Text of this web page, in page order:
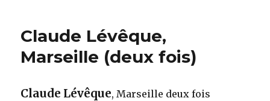
Claude Lévêque,
Marseille (deux fois)
Claude Lévêque, Marseille deux fois